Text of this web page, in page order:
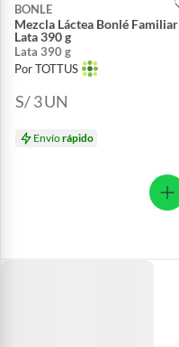
BONLE
Mezcla Láctea Bonlé Familiar
Lata 390 g
Lata 390 g
Por TOTTUS
S/ 3UN
Envíorápido